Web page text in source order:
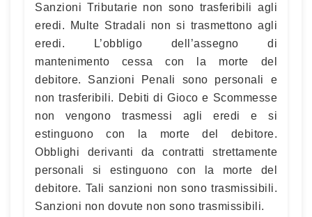
Sanzioni Tributarie non sono trasferibili agli
eredi. Multe Stradali non si trasmettono agli
eredi. L’obbligo dell’assegno di
mantenimento cessa con la morte del
debitore. Sanzioni Penali sono personali e
non trasferibili. Debiti di Gioco e Scommesse
non vengono trasmessi agli eredi e si
estinguono con la morte del debitore.
Obblighi derivanti da contratti strettamente
personali si estinguono con la morte del
debitore. Tali sanzioni non sono trasmissibili.
Sanzioni non dovute non sono trasmissibili.